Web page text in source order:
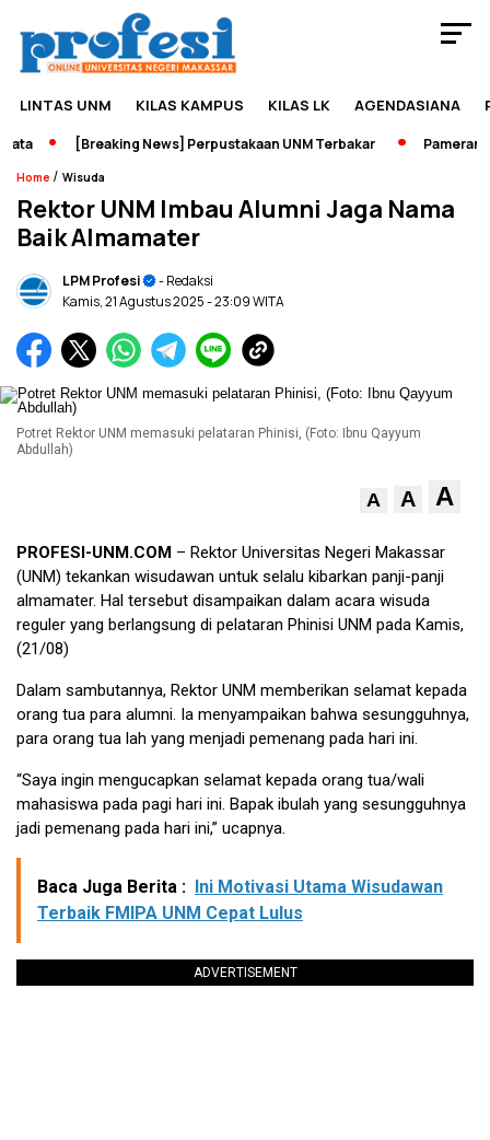
LINTAS UNM KILAS KAMPUS KILAS LK AGENDASIANA
[Breaking News] Perpustakaan UNM Terbakar Pameran
Home / Wisuda
Rektor UNM Imbau Alumni Jaga Nama
Baik Almamater
LPM Profesi
- Redaksi
Kamis, 21 Agustus 2025- 23:09 WITA
Potret Rektor UNM memasuki pelataran Phinisi, (Foto: Ibnu Qayyum
Abdullah)
A A A
PROFESI-UNM.COM – Rektor Universitas Negeri Makassar
(UNM) tekankan wisudawan untuk selalu kibarkan panji-panji
almamater. Hal tersebut disampaikan dalam acara wisuda
reguler yang berlangsung di pelataran Phinisi UNM pada Kamis,
(21/08)
Dalam sambutannya, Rektor UNM memberikan selamat kepada
orang tua para alumni. Ia menyampaikan bahwa sesungguhnya,
para orang tua lah yang menjadi pemenang pada hari ini.
“Saya ingin mengucapkan selamat kepada orang tua/wali
mahasiswa pada pagi hari ini. Bapak ibulah yang sesungguhnya
jadi pemenang pada hari ini,” ucapnya.
Baca Juga Berita :
Ini Motivasi Utama Wisudawan
Terbaik FMIPA UNM Cepat Lulus
ADVERTISEMENT